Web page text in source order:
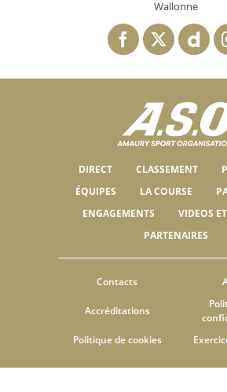
Wallonne
DIRECT CLASSEMENT
ÉQUIPES
LA COURSE
ENGAGEMENTS
VIDEOS
PARTENAIRES
Contacts
Accréditations
Politique de cookies